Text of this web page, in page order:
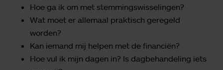
Hoe ga ik om met stemmingswisselingen?
Wat moet er allemaal praktisch geregeld
worden?
Kan iemand mij helpen met de financiën?
Hoe vul ik mijn dagen in? Is dagbehandeling iets